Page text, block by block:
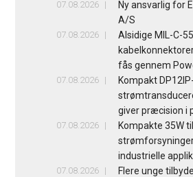
07.08.2026
Ny ansvarlig for
A/S
07.08.2026
Alsidige MIL-C-
fås gennem
07.08.2026
Kompakt
giver præcision i
07.08.2026
Kompakte 35W
industrielle
07.08.2026
Flere unge